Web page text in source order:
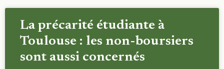
La précarité étudiante à
Toulouse : les non-boursiers
sont aussi concernés